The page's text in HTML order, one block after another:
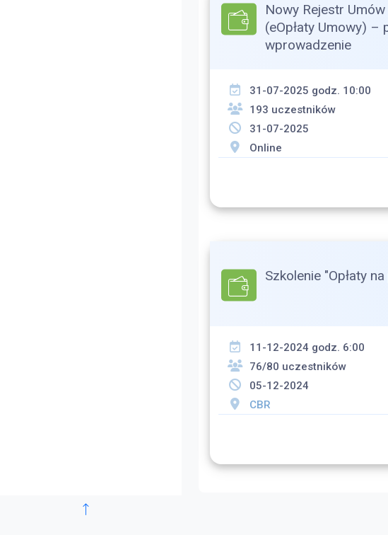
Nowy Rejestr
(eOpłaty Umowy) –
wprowadzenie
31-07-2025 godz. 10:00
193 uczestników
31-07-2025
Online
Szkolenie "Opłaty
11-12-2024 godz. 6:00
76/80 uczestników
05-12-2024
CBR